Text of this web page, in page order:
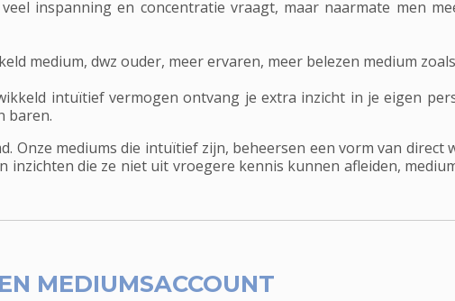
inspanning en concentratie vraagt, maar naarmate men
medium, dwz ouder, meer ervaren, meer belezen medium
intuïtief vermogen ontvang je extra inzicht in je eigen
baren.
Onze mediums die intuïtief zijn, beheersen een vorm van direct
die ze niet uit vroegere kennis kunnen afleiden,
MEDIUMSACCOUNT